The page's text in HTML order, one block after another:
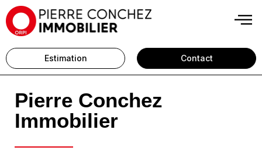
Estimation Contact
Pierre Conchez
Immobilier